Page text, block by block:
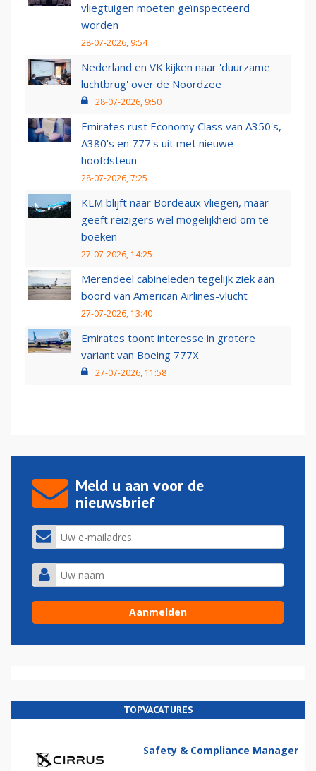
vliegtuigen moeten geïnspecteerd
worden
28-07-2026, 9:54
Nederland en VK kijken naar 'duurzame
luchtbrug' over de Noordzee
28-07-2026, 9:50
Emirates rust Economy Class van A350's,
A380's en 777's uit met nieuwe
hoofdsteun
28-07-2026, 7:25
KLM blijft naar Bordeaux vliegen, maar
geeft reizigers wel mogelijkheid om te
boeken
27-07-2026, 14:25
Merendeel cabineleden tegelijk ziek aan
boord van American Airlines-vlucht
27-07-2026, 13:40
Emirates toont interesse in grotere
variant van Boeing 777X
27-07-2026, 11:58
Meld u aan voor de
nieuwsbrief
TOPVACATURES
Safety & Compliance Manager